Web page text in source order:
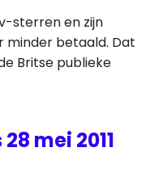
sterren en zijn
minder betaald. Dat
Britse publieke
mei 2011